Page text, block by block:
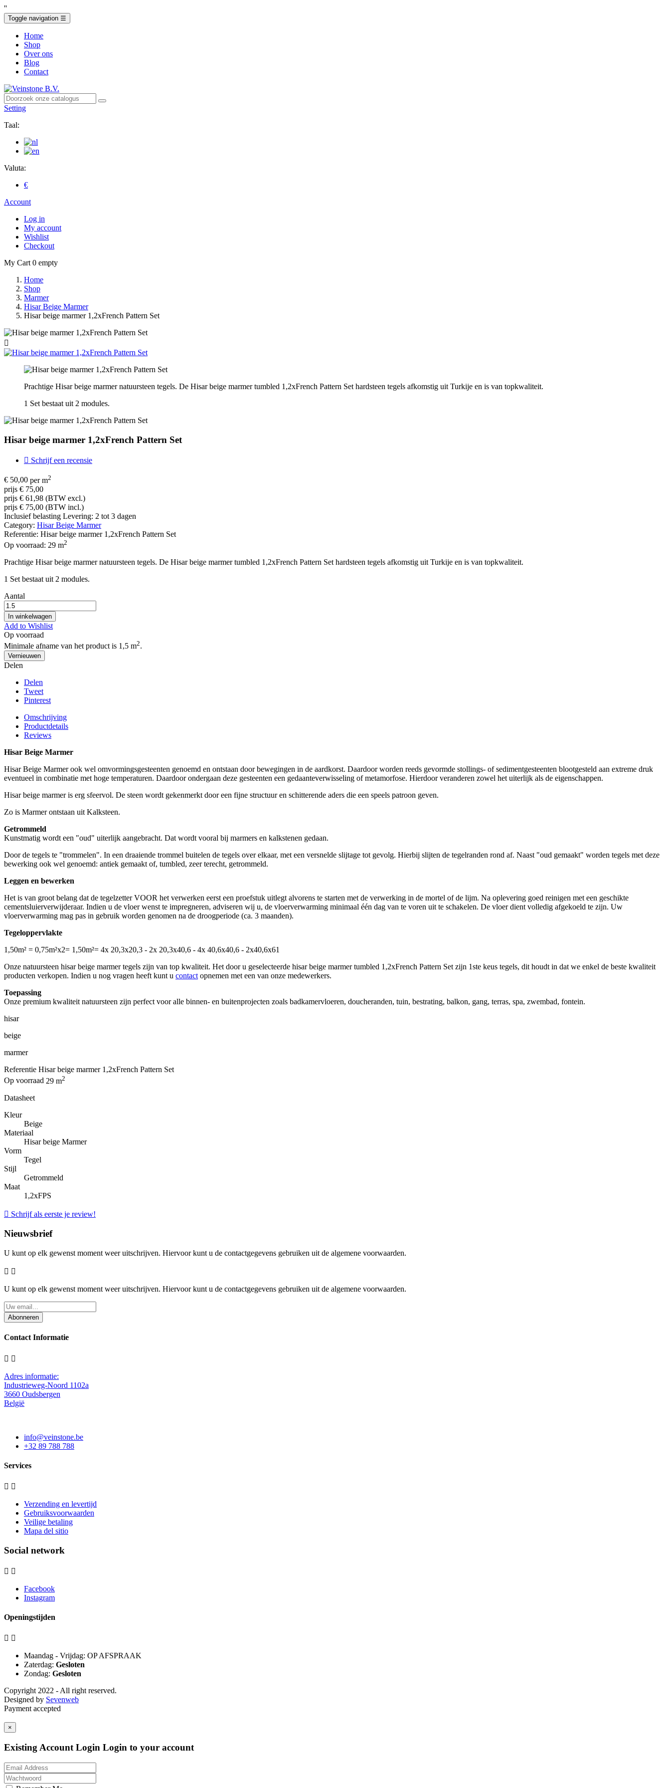
''
Toggle navigation ☰
Home
Shop
Over ons
Blog
Contact
Setting
Taal:
Valuta:
€
Account
Log in
My account
Wishlist
Checkout
My Cart 0 empty
Home
Shop
Marmer
Hisar Beige Marmer
Hisar beige marmer 1,2xFrench Pattern Set

Prachtige Hisar beige marmer natuursteen tegels. De Hisar beige marmer tumbled 1,2xFrench Pattern Set hardsteen tegels afkomstig uit Turkije en is van topkwaliteit.
1 Set bestaat uit 2 modules.
Hisar beige marmer 1,2xFrench Pattern Set
 Schrijf een recensie
€ 50,00 per m2
prijs € 75,00
prijs € 61,98 (BTW excl.)
prijs € 75,00 (BTW incl.)
Inclusief belasting Levering: 2 tot 3 dagen
Category: Hisar Beige Marmer
Referentie: Hisar beige marmer 1,2xFrench Pattern Set
Op voorraad: 29 m2
Prachtige Hisar beige marmer natuursteen tegels. De Hisar beige marmer tumbled 1,2xFrench Pattern Set hardsteen tegels afkomstig uit Turkije en is van topkwaliteit.
1 Set bestaat uit 2 modules.
Aantal
In winkelwagen
Add to Wishlist
Op voorraad
Minimale afname van het product is 1,5 m2.
Delen
Delen
Tweet
Pinterest
Omschrijving
Productdetails
Reviews
Hisar Beige Marmer
Hisar Beige Marmer ook wel omvormingsgesteenten genoemd en ontstaan door bewegingen in de aardkorst. Daardoor worden reeds gevormde stollings- of sedimentgesteenten blootgesteld aan extreme druk
eventueel in combinatie met hoge temperaturen. Daardoor ondergaan deze gesteenten een gedaanteverwisseling of metamorfose. Hierdoor veranderen zowel het uiterlijk als de eigenschappen.
Hisar beige marmer is erg sfeervol. De steen wordt gekenmerkt door een fijne structuur en schitterende aders die een speels patroon geven.
Zo is Marmer ontstaan uit Kalksteen.
Getrommeld
Kunstmatig wordt een "oud" uiterlijk aangebracht. Dat wordt vooral bij marmers en kalkstenen gedaan.
Door de tegels te "trommelen". In een draaiende trommel buitelen de tegels over elkaar, met een versnelde slijtage tot gevolg. Hierbij slijten de tegelranden rond af. Naast "oud gemaakt" worden tegels met deze
bewerking ook wel genoemd: antiek gemaakt of, tumbled, zeer terecht, getrommeld.
Leggen en bewerken
Het is van groot belang dat de tegelzetter VOOR het verwerken eerst een proefstuk uitlegt alvorens te starten met de verwerking in de mortel of de lijm. Na oplevering goed reinigen met een geschikte
cementsluierverwijderaar. Indien u de vloer wenst te impregneren, adviseren wij u, de vloerverwarming minimaal één dag van te voren uit te schakelen. De vloer dient volledig afgekoeld te zijn. Uw
vloerverwarming mag pas in gebruik worden genomen na de droogperiode (ca. 3 maanden).
Tegeloppervlakte
1,50m² = 0,75m²x2= 1,50m²= 4x 20,3x20,3 - 2x 20,3x40,6 - 4x 40,6x40,6 - 2x40,6x61
Onze natuursteen hisar beige marmer tegels zijn van top kwaliteit. Het door u geselecteerde hisar beige marmer tumbled 1,2xFrench Pattern Set zijn 1ste keus tegels, dit houdt in dat we enkel de beste kwaliteit
producten verkopen. Indien u nog vragen heeft kunt u contactopnemen met een van onze medewerkers.
Toepassing
Onze premium kwaliteit natuursteen zijn perfect voor alle binnen- en buitenprojecten zoals badkamervloeren, doucheranden, tuin, bestrating, balkon, gang, terras, spa, zwembad, fontein.
hisar
beige
marmer
Referentie Hisar beige marmer 1,2xFrench Pattern Set
Op voorraad 29 m2
Datasheet
Kleur
Beige
Materiaal
Hisar beige Marmer
Vorm
Tegel
Stijl
Getrommeld
Maat
1,2xFPS
 Schrijf als eerste je review!
Nieuwsbrief
U kunt op elk gewenst moment weer uitschrijven. Hiervoor kunt u de contactgegevens gebruiken uit de algemene voorwaarden.
 
U kunt op elk gewenst moment weer uitschrijven. Hiervoor kunt u de contactgegevens gebruiken uit de algemene voorwaarden.
Abonneren
Contact Informatie
 
Adres informatie:
Industrieweg-Noord 1102a
3660 Oudsbergen
België
info@veinstone.be
+32 89 788 788
Services
 
Verzending en levertijd
Gebruiksvoorwaarden
Veilige betaling
Mapa del sitio
Social network
 
Facebook
Instagram
Openingstijden
 
Maandag - Vrijdag: OP AFSPRAAK
Zaterdag: Gesloten
Zondag: Gesloten
Copyright 2022 - All right reserved.
Designed by Sevenweb
Payment accepted
×
Existing Account Login Login to your account